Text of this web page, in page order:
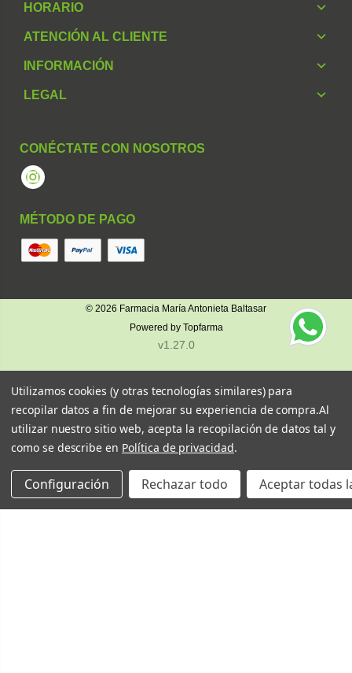
HORARIO
ATENCIÓN AL CLIENTE
INFORMACIÓN
LEGAL
CONÉCTATE CON NOSOTROS
Instagram
MÉTODO DE PAGO
© 2026 Farmacia María Antonieta Baltasar
Powered by Topfarma
v1.27.0
Utilizamos cookies (y otras tecnologías similares) para
recopilar datos a fin de mejorar su experiencia de compra.Al
utilizar nuestro sitio web, acepta la recopilación de datos tal y
como se describe en Política de privacidad.
Configuración Rechazar todo Aceptar todas